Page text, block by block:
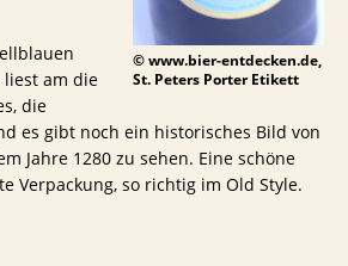
© www.bier-entdecken.de,
St. Peters Porter Etikett
liest am die
die
es gibt noch ein historisches Bild von
Jahre 1280 zu sehen. Eine schöne
Verpackung, so richtig im Old Style.